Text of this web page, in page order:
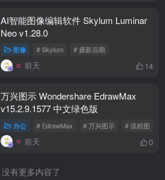
AI智能图像编辑软件 Skylum Luminar
Neo v1.28.0
图像 # Skylum # 摄影后期
前天 14
万兴图示 Wondershare EdrawMax
v15.2.9.1577 中文绿色版
办公 # EdrawMax # 万兴图示 # 流程图
前天 0
没有更多内容了